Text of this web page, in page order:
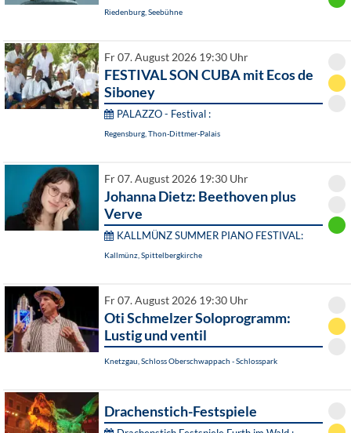
Riedenburg, Seebühne
Fr 07. August 2026 19:30 Uhr
FESTIVAL SON CUBA mit Ecos de
Siboney
PALAZZO - Festival :
Regensburg, Thon-Dittmer-Palais
Fr 07. August 2026 19:30 Uhr
Johanna Dietz: Beethoven plus
Verve
KALLMÜNZ SUMMER PIANO FESTIVAL:
Kallmünz, Spittelbergkirche
Fr 07. August 2026 19:30 Uhr
Oti Schmelzer Soloprogramm:
Lustig und ventil
Knetzgau, Schloss Oberschwappach - Schlosspark
Drachenstich-Festspiele